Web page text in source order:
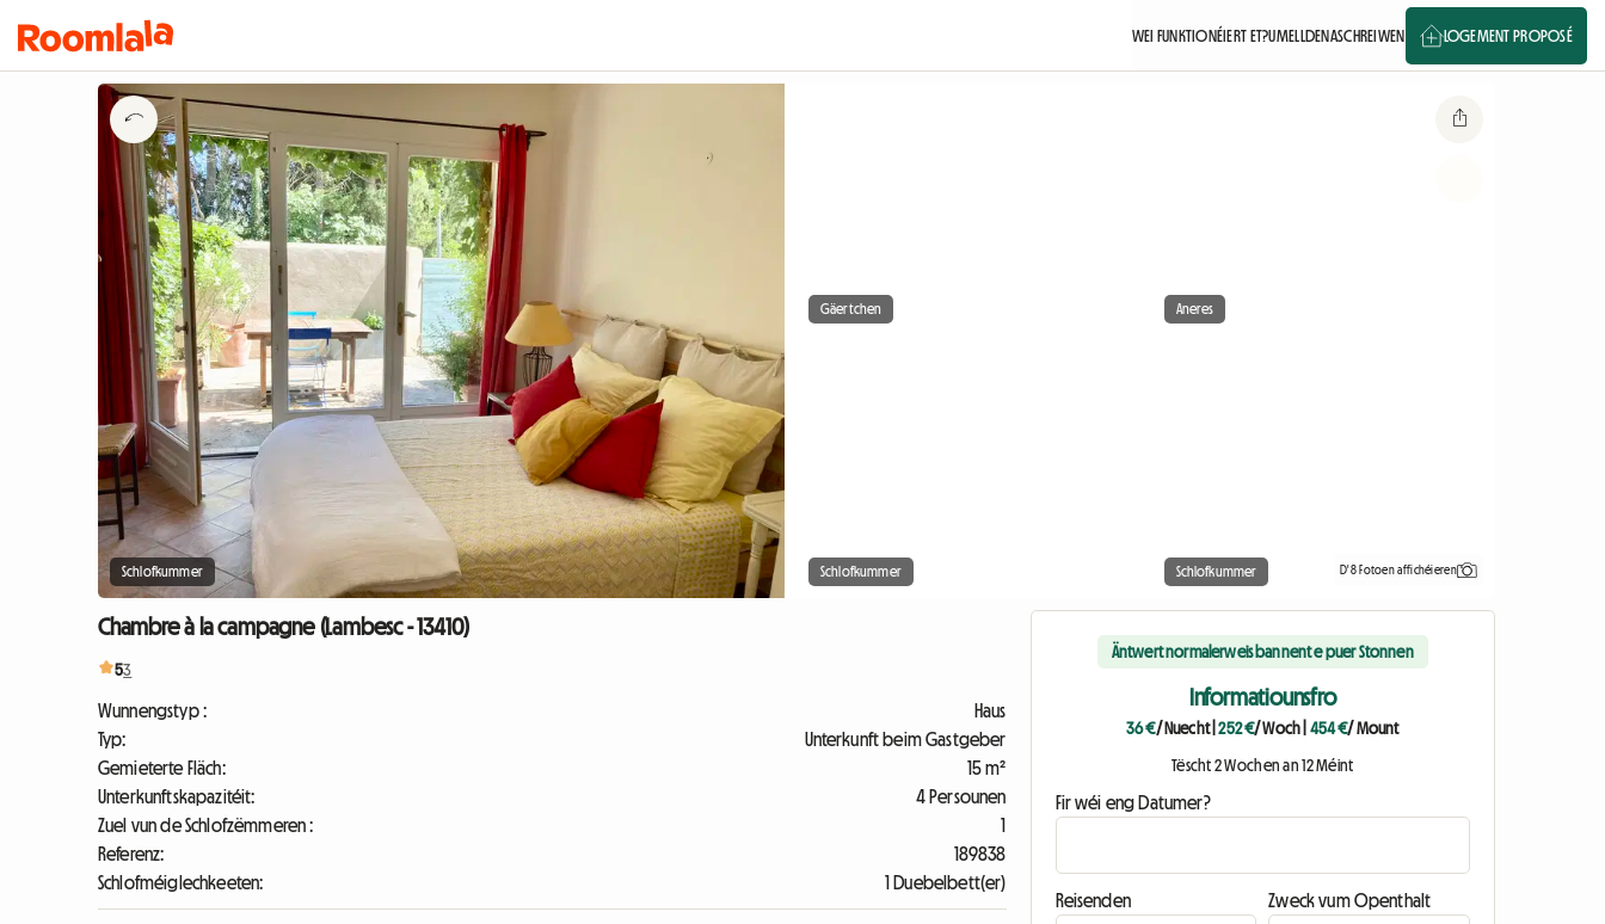
WEI FUNKTIONÉIERT ET?UMELLDENASCHREIWEN LOGEMENT PROPOSÉ
Schlofkummer
Gäertchen Aneres
Schlofkummer Schlofkummer D'8 Fotoen affichéieren
Chambre à la campagne (Lambesc - 13410)
53
Wunnengstyp :
Haus
Typ:
Unterkunft beim Gastgeber
Gemieterte Fläch:
15 m²
Unterkunftskapazitéit:
4 Persounen
Zuel vun de Schlofzëmmeren :
1
Referenz:
189838
Schlofméiglechkeeten:
1 Duebelbett(er)
Äntwert normalerweis bannent e puer Stonnen
Informatiounsfro
36 €/ Nuecht|252 €/ Woch 454 €/ Mount
Tëscht 2 Wochen an 12 Méint
Fir wéi eng Datumer?
Reisenden Zweck vum Openthalt